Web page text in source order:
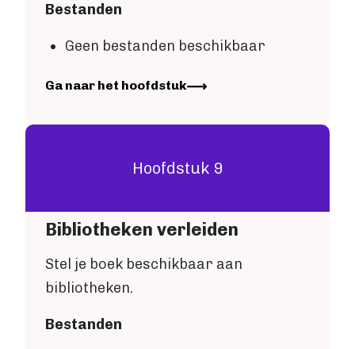
Bestanden
Geen bestanden beschikbaar
Image
Ga naar het hoofdstuk
Hoofdstuk 9
Bibliotheken verleiden
Stel je boek beschikbaar aan
bibliotheken.
Bestanden